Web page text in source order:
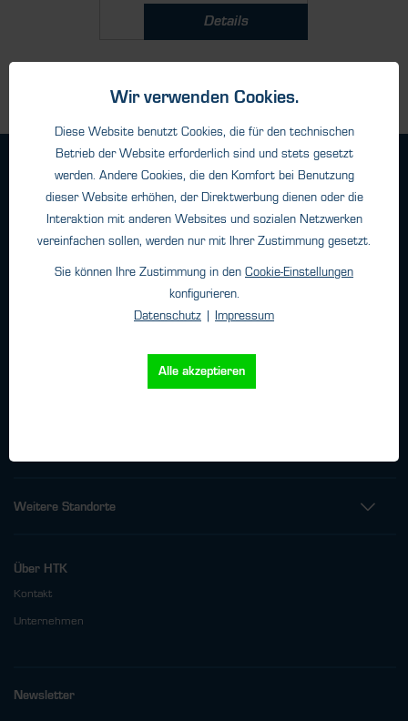
Details
Haftungsangaben
Datenschutz
Impressum
Oehleckerring 32 • 22419 Hamburg
Weitere Standorte
Über HTK
Kontakt
Unternehmen
Newsletter
Wir verwenden Cookies.
Diese Website benutzt Cookies, die für den technischen
Betrieb der Website erforderlich sind und stets gesetzt
werden. Andere Cookies, die den Komfort bei Benutzung
dieser Website erhöhen, der Direktwerbung dienen oder die
Interaktion mit anderen Websites und sozialen Netzwerken
vereinfachen sollen, werden nur mit Ihrer Zustimmung gesetzt.
Sie können Ihre Zustimmung in den Cookie-Einstellungen
konfigurieren.
Datenschutz
Impressum
Alle akzeptieren